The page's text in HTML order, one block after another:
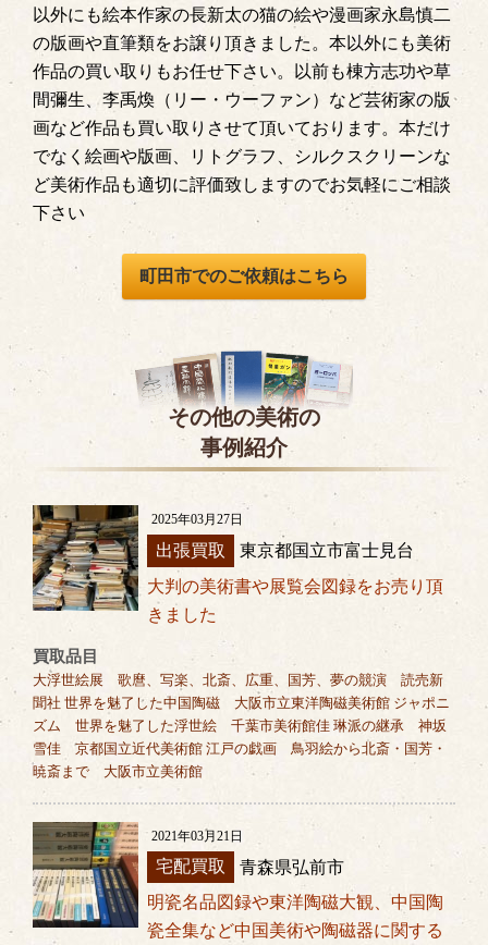
以外にも絵本作家の長新太の猫の絵や漫画家永島慎二
の版画や直筆類をお譲り頂きました。本以外にも美術
作品の買い取りもお任せ下さい。以前も棟方志功や草
間彌生、李禹煥（リー・ウーファン）など芸術家の版
画など作品も買い取りさせて頂いております。本だけ
でなく絵画や版画、リトグラフ、シルクスクリーンな
ど美術作品も適切に評価致しますのでお気軽にご相談
下さい
町田市でのご依頼はこちら
その他の美術の
事例紹介
2025年03月27日
出張買取
東京都国立市富士見台
大判の美術書や展覧会図録をお売り頂
きました
買取品目
大浮世絵展 歌麿、写楽、北斎、広重、国芳、夢の競演 読売新
聞社 世界を魅了した中国陶磁 大阪市立東洋陶磁美術館 ジャポニ
ズム 世界を魅了した浮世絵 千葉市美術館佳 琳派の継承 神坂
雪佳 京都国立近代美術館 江戸の戯画 鳥羽絵から北斎・国芳・
暁斎まで 大阪市立美術館
2021年03月21日
宅配買取
青森県弘前市
明瓷名品図録や東洋陶磁大観、中国陶
瓷全集など中国美術や陶磁器に関する